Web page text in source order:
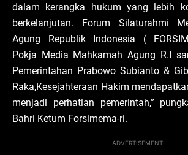
dalam kerangka hukum yang lebih
berkelanjutan. Forum Silaturahmi
Agung Republik Indonesia (
Pokja Media Mahkamah Agung R.I
Pemerintahan Prabowo Subianto &
Raka,Kesejahteraan Hakim
menjadi perhatian pemerintah,”
Bahri Ketum Forsimema-ri.
ADVERTISEMENT